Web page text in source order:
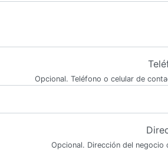
Opcional. Teléfono o celular de
Opcional. Dirección del negocio